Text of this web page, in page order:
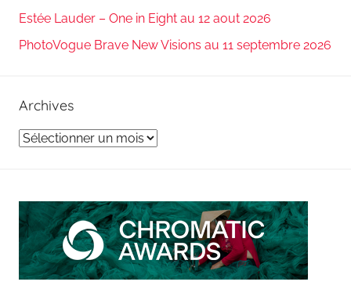
Estée Lauder – One in Eight au 12 aout 2026
PhotoVogue Brave New Visions au 11 septembre 2026
Archives
Archives